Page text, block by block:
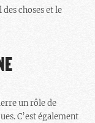
choses et le
un rôle de
C’est également